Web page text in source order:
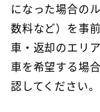
になった場合の
数料など）を事
車・返却のエリ
車を希望する場
認してください。